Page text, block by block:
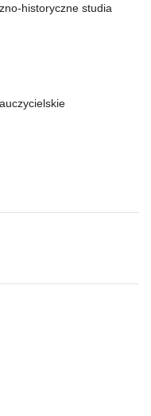
historyczne studia